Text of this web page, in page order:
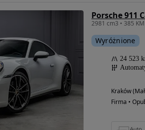
Porsche 911
Wyróżnione
24 523
Kraków
Firma •